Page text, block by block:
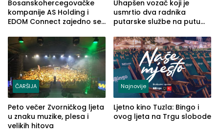
Bosanskohercegovačke
kompanije AS Holding i
EDOM Connect zajedno se
Uhapšen vozač koji je
usmrtio dva radnika
putarske službe na putu
(FOTO)
ČARŠIJA
Peto večer Zvorničkog ljeta
u znaku muzike, plesa i
velikih hitova
Najnovije
Ljetno kino Tuzla: Bingo i
ovog ljeta na Trgu slobode